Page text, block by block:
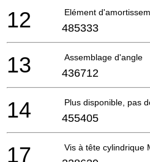
Elément
12 485333
Assemblage d'angle
13 436712
Plus disponible, pas
14 455405
Vis à tête cylindrique
17